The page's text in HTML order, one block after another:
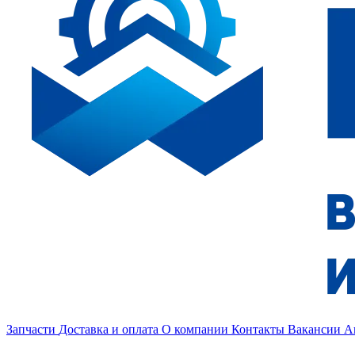
Запчасти Доставка и оплата О компании Контакты Вакансии